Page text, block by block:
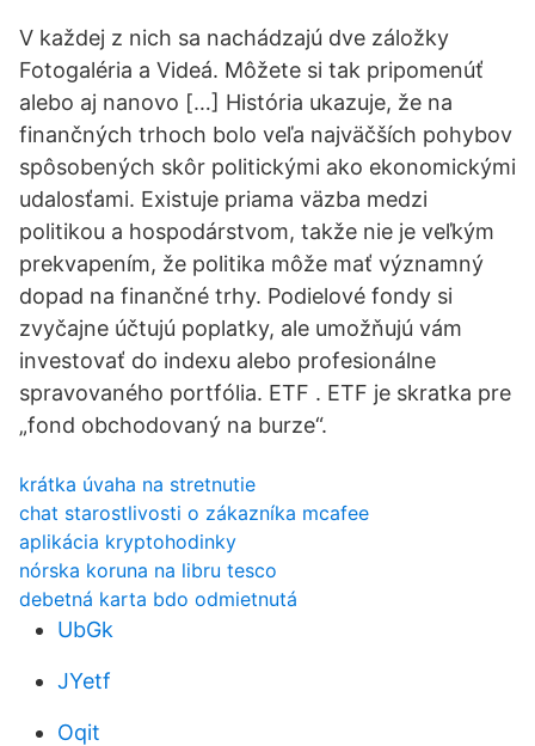
V každej z nich sa nachádzajú dve záložky
Fotogaléria a Videá. Môžete si tak pripomenúť
alebo aj nanovo […] História ukazuje, že na
finančných trhoch bolo veľa najväčších pohybov
spôsobených skôr politickými ako ekonomickými
udalosťami. Existuje priama väzba medzi
politikou a hospodárstvom, takže nie je veľkým
prekvapením, že politika môže mať významný
dopad na finančné trhy. Podielové fondy si
zvyčajne účtujú poplatky, ale umožňujú vám
investovať do indexu alebo profesionálne
spravovaného portfólia. ETF . ETF je skratka pre
„fond obchodovaný na burze“.
krátka úvaha na stretnutie
chat starostlivosti o zákazníka mcafee
aplikácia kryptohodinky
nórska koruna na libru tesco
debetná karta bdo odmietnutá
UbGk
JYetf
Oqit